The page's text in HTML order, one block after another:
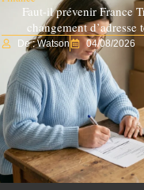
Faut-il prévenir France
changement d’adresse
De : Watson 04/08/2026